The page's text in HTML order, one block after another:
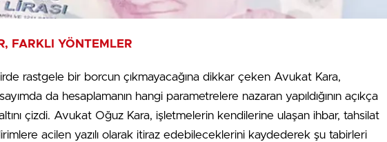
FARKLI YÖNTEMLER
rastgele bir borcun çıkmayacağına dikkar çeken Avukat Kara,
da hesaplamanın hangi parametrelere nazaran yapıldığının açıkça
çizdi. Avukat Oğuz Kara, işletmelerin kendilerine ulaşan ihbar, tahsilat
acilen yazılı olarak itiraz edebileceklerini kaydederek şu tabirleri